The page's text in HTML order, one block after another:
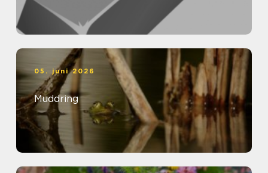
05. juni 2026
Muddring